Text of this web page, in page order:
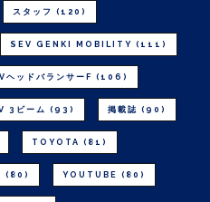
スタッフ (120)
SEV GENKI MOBILITY (111)
ヘッドバランサーF (106)
3ビーム (93) 掲載誌 (90)
TOYOTA (81)
(80) YOUTUBE (80)